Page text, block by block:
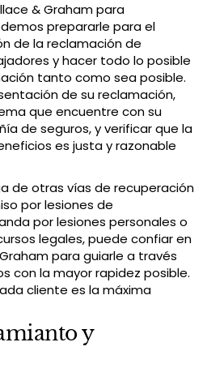
& Graham para
prepararle para el
de la reclamación de
y hacer todo lo posible
tanto como sea posible.
de su reclamación,
que encuentre con su
de seguros, y verificar que la
es justa y razonable
de otras vías de recuperación
por lesiones de
por lesiones personales o
legales, puede confiar en
para guiarle a través
con la mayor rapidez posible.
cliente es la máxima
y